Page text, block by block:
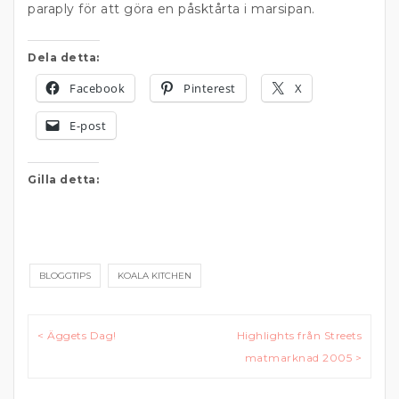
paraply för att göra en påsktårta i marsipan.
Dela detta:
Facebook Pinterest X
E-post
Gilla detta:
BLOGGTIPS KOALA KITCHEN
Inläggsnavigering
< Äggets Dag!
Highlights från Streets
matmarknad 2005 >